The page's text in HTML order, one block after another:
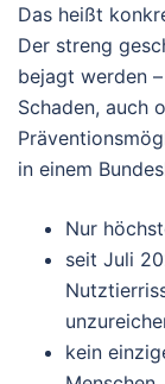
Das heißt
Der streng
bejagt werden
Schaden, auch
in einem
Nur
seit Juli
kein